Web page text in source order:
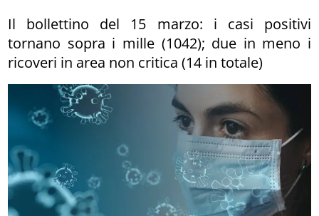
Il bollettino del 15 marzo: i casi positivi
tornano sopra i mille (1042); due in meno i
ricoveri in area non critica (14 in totale)